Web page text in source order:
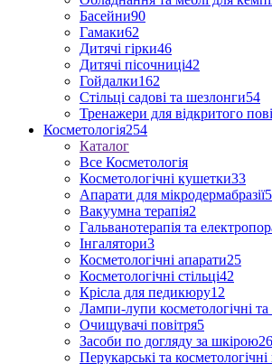
Басейни90
Гамаки62
Дитячі гірки46
Дитячі пісочниці42
Гойдалки162
Стільці садові та шезлонги54
Тренажери для відкритого
Косметологія254
Каталог
Все Косметологія
Косметологічні кушетки33
Апарати для мікродермабразії5
Вакуумна терапія2
Гальванотерапія та
Інгалятори3
Косметологічні апарати25
Косметологічні стільці42
Крісла для педикюру12
Лампи-лупи косметологічні та
Очищувачі повітря5
Засоби по догляду за шкірою26
Перукарські та косметологічні